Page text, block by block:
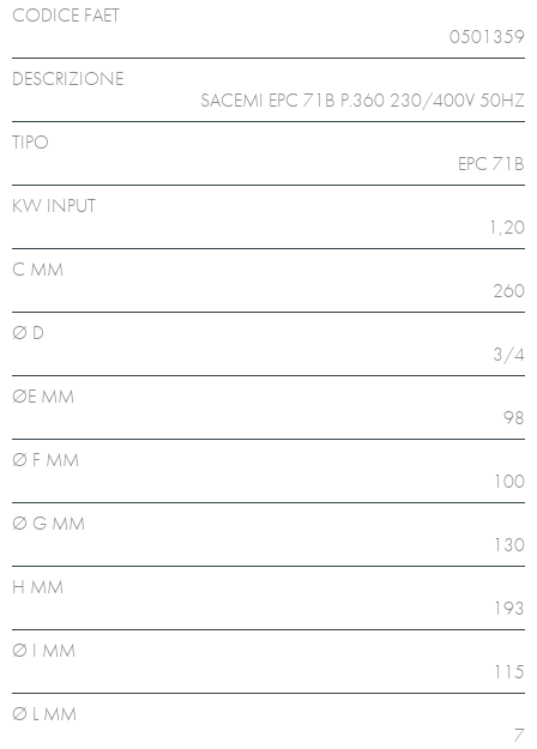
CODICE FAET
0501359
DESCRIZIONE
SACEMI EPC 71B P.360 230/400V 50HZ
TIPO
EPC 71B
KW INPUT
1,20
C MM
260
Ø D
3/4
ØE MM
98
Ø F MM
100
Ø G MM
130
H MM
193
Ø I MM
115
Ø L MM
7